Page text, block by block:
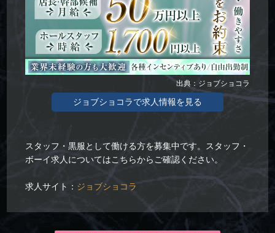
出典：ジョブショコラ
ジョブショコラで求人情報を見る
スタッフ・黒服として働ける方を募集中です。スタッフ・
ボーイ求人についてはこちらからご確認ください。
求人サイト： ジョブショコラ